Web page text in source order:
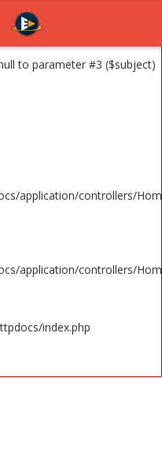
to parameter #3 ($subject)
application/controllers/
application/controllers/
index.php